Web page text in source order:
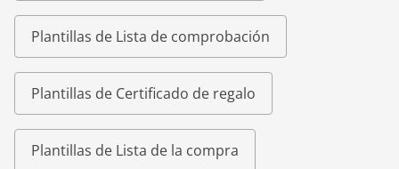
Plantillas de Lista de comprobación
Plantillas de Certificado de regalo
Plantillas de Lista de la compra